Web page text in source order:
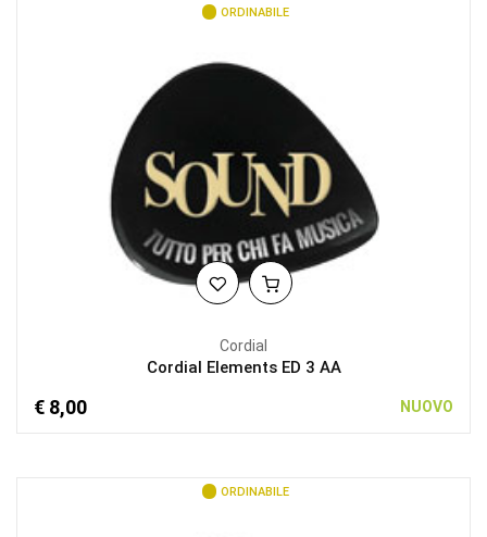
ORDINABILE
Cordial
Cordial Elements ED 3 AA
€ 8,00 NUOVO
ORDINABILE